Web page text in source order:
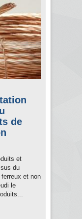
de
et
du
et non
le